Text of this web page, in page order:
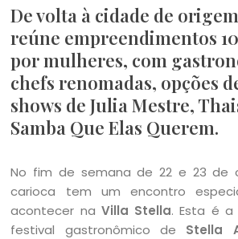
De volta à cidade de
reúne empreendimentos
por mulheres, com
chefs renomadas, opções
shows de Julia Mestre,
Samba Que Elas Querem.
No fim de semana de 22 e 23 de
carioca tem um encontro
acontecer na Villa Stella. Esta é
festival gastronômico de Stella